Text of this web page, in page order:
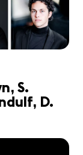
S.
D.